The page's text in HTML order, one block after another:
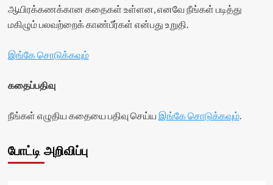
ஆயிரக்கணக்கான கதைகள் உள்ளன, எனவே நீங்கள் படித்து
மகிழும் பலவற்றைக் காண்பீர்கள் என்பது உறுதி.
இங்கே சொடுக்கவும்
கதைப்பதிவு
நீங்கள் எழுதிய கதையை பதிவு செய்ய இங்கே சொடுக்கவும்.
போட்டி அறிவிப்பு